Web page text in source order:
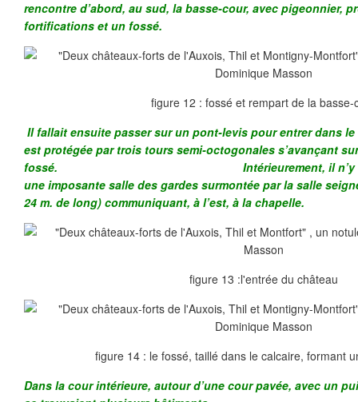
rencontre d’abord, au sud, la basse-cour, avec pigeonnier,
fortifications et un fossé.
figure 12 : fossé et rempart de la basse-
Il fallait ensuite passer sur un pont-levis pour entrer dans
est protégée par trois tours semi-octogonales s’avançant
fossé. Intérieurement, il n’y avait
une imposante salle des gardes surmontée par la salle
24 m. de long) communiquant, à l’est, à la chapelle.
figure 13 :l'entrée du château
figure 14 : le fossé, taillé dans le calcaire, formant
Dans la cour intérieure, autour d’une cour pavée, avec un